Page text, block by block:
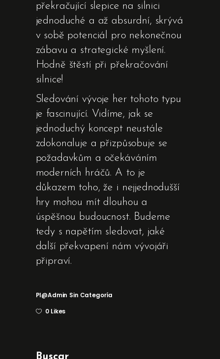
překračující slepice na silnici
jednoduché a až absurdní, skrývá
v sobě potenciál pro nekonečnou
zábavu a strategické myšlení.
Hodně štěstí při překračování
silnice!
Sledování vývoje her tohoto typu
je fascinující. Vidíme, jak se
jednoduchý koncept neustále
zdokonaluje a přizpůsobuje se
požadavkům a očekáváním
moderních hráčů. A to je
důkazem toho, že i nejjednodušší
hry mohou mít dlouhou a
úspěšnou budoucnost. Budeme
tedy s napětím sledovat, jaké
další překvapení nám vývojáři
připraví.
Pl@admin Sin Categoría
0 Likes
Buscar